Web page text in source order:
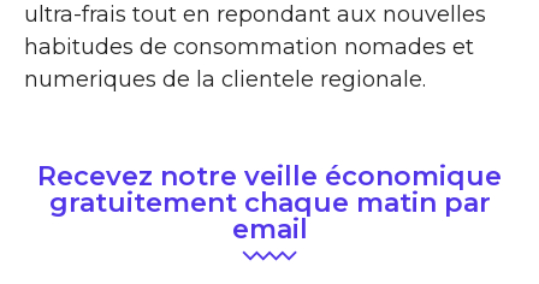
ultra-frais tout en repondant aux nouvelles
habitudes de consommation nomades et
numeriques de la clientele regionale.
Recevez notre veille économique
gratuitement chaque matin par
email